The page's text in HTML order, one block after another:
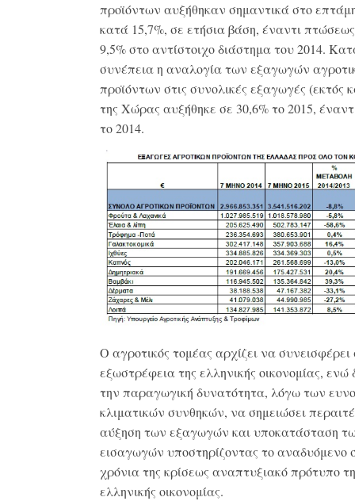
προϊόντων αυξήθηκαν σημαντικά στο
κατά 15,7%, σε ετήσια βάση, έναντι
9,5% στο αντίστοιχο διάστημα του 2014.
συνέπεια η αναλογία των εξαγωγών
προϊόντων στις συνολικές εξαγωγές (εκτός
της Χώρας αυξήθηκε σε 30,6% το 2015,
το 2014.
Ο αγροτικός τομέας αρχίζει να συνεισφέρει
εξωστρέφεια της ελληνικής οικονομίας, ενώ
την παραγωγική δυνατότητα, λόγω των
κλιματικών συνθηκών, να σημειώσει
αύξηση των εξαγωγών και υποκατάσταση
εισαγωγών υποστηρίζοντας το αναδυόμενο
χρόνια της κρίσεως αναπτυξιακό πρότυπο
ελληνικής οικονομίας.